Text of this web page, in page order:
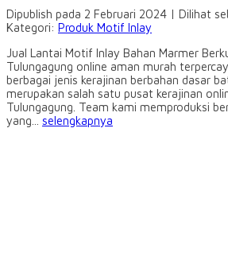
Dipublish pada 2 Februari 2024 | Dilihat
Kategori: Produk Motif Inlay
Jual Lantai Motif Inlay Bahan Marmer
Tulungagung online aman murah
berbagai jenis kerajinan berbahan dasar
merupakan salah satu pusat kerajinan
Tulungagung. Team kami memproduksi
yang... selengkapnya